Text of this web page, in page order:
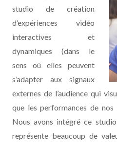
studio de création
d’expériences vidéo
interactives et
dynamiques (dans le
sens où elles peuvent
s’adapter aux signaux
externes de l’audience qui
que les performances de
Nous avons intégré ce
représente beaucoup de